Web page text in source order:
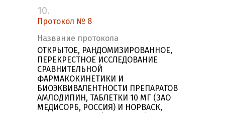
10.
Протокол № 8
Название протокола
ОТКРЫТОЕ, РАНДОМИЗИРОВАННОЕ,
ПЕРЕКРЕСТНОЕ ИССЛЕДОВАНИЕ
СРАВНИТЕЛЬНОЙ
ФАРМАКОКИНЕТИКИ И
БИОЭКВИВАЛЕНТНОСТИ ПРЕПАРАТОВ
АМЛОДИПИН, ТАБЛЕТКИ 10 МГ (ЗАО
МЕДИСОРБ, РОССИЯ) И НОРВАСК,